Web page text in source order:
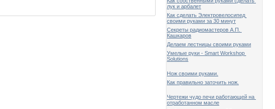
лук и арбалет
Как сделать Электровелосипед
своими руками за 30 минут
Секреты радиомастеров А.П.
Кашкаров
Делаем лестницы своими руками
Умелые руки - Smart Workshop
Solutions
Нож своими руками.
Как правильно заточить нож.
Чертежи чудо печи работающей на
отработанном масле